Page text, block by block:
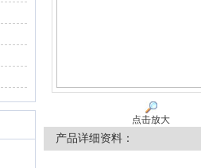
点击放大
产品详细资料：